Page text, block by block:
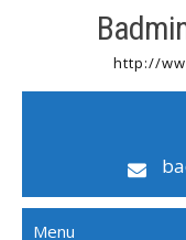
http://
Menu